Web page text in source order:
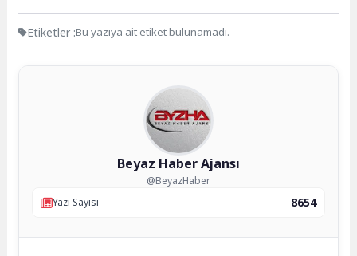
Etiketler :Bu yazıya ait etiket bulunamadı.
Beyaz Haber Ajansı
@BeyazHaber
Yazı Sayısı
8654